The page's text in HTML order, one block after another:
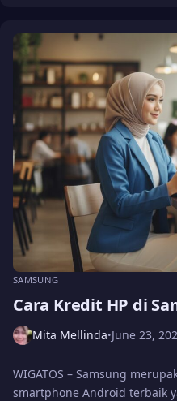
SAMSUNG
Cara Kredit HP di
Mita Mellinda•June 23,
WIGATOS – Samsung
smartphone Android terbaik